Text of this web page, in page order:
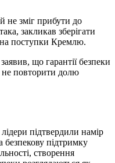
не зміг прибути до
закликав зберігати
на поступки Кремлю.
заявив, що гарантії безпеки
не повторити долю
підтвердили намір
безпекову підтримку
створення